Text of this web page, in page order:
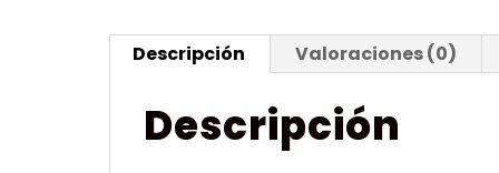
Descripción Valoraciones (0)
Descripción